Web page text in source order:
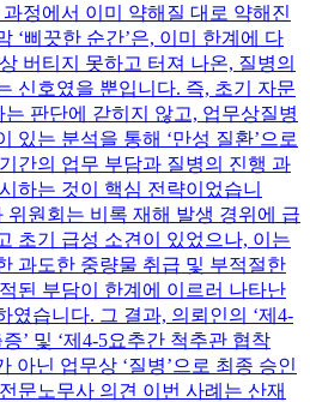
정에서 이미 약해질 대로 약해진
‘삐끗한 순간’은, 이미 한계에 다
버티지 못하고 터져 나온, 질병의
신호였을 뿐입니다. 즉, 초기 자문
는 판단에 갇히지 않고, 업무상질병
있는 분석을 통해 ‘만성 질환’으로
간의 업무 부담과 질병의 진행 과
하는 것이 핵심 전략이었습니
원회는 비록 재해 발생 경위에 급
초기 급성 소견이 있었으나, 이는
과도한 중량물 취급 및 부적절한
된 부담이 한계에 이르러 나타난
였습니다. 그 결과, 의뢰인의 ‘제4-
’ 및 ‘제4-5요추간 척추관 협착
아닌 업무상 ‘질병’으로 최종 승인
문노무사 의견 이번 사례는 산재